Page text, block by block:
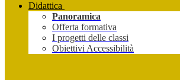
Didattica
Panoramica
Offerta formativa
I progetti delle classi
Obiettivi Accessibilità